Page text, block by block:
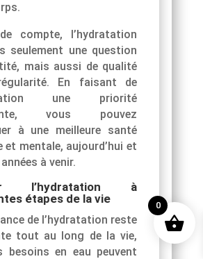
compte, l’hydratation
seulement une question
mais aussi de qualité
En faisant de
une priorité
vous pouvez
à une meilleure santé
et mentale, aujourd’hui et
à venir.
l’hydratation à
étapes de la vie
de l’hydratation reste
tout au long de la vie,
besoins en eau peuvent
0